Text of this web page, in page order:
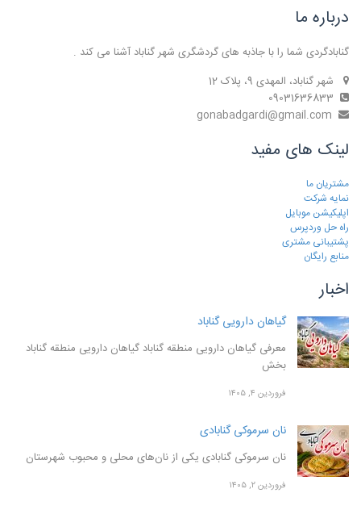
درباره ما
گنابادگردی شما را با جاذبه های گردشگری شهر گناباد آشنا می کند .
شهر گناباد، المهدی 9، پلاک 12
لینک های مفید
مشتریان ما
نمایه شرکت
اپلیکیشن موبایل
راه حل وردپرس
پشتیبانی مشتری
منابع رایگان
اخبار
گیاهان دارویی گناباد
معرفی گیاهان دارویی منطقه گناباد گیاهان دارویی منطقه گناباد
بخش
فروردین ۴, ۱۴۰۵
نان سرموکی گنابادی
نان سرموکی گنابادی یکی از نان‌های محلی و محبوب شهرستان
فروردین ۲, ۱۴۰۵